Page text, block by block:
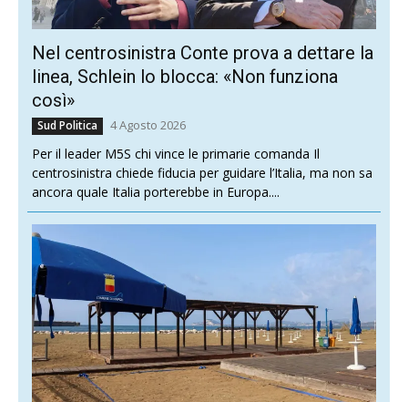
Nel centrosinistra Conte prova a dettare la
linea, Schlein lo blocca: «Non funziona
così»
Sud Politica 4 Agosto 2026
Per il leader M5S chi vince le primarie comanda Il
centrosinistra chiede fiducia per guidare l’Italia, ma non sa
ancora quale Italia porterebbe in Europa....